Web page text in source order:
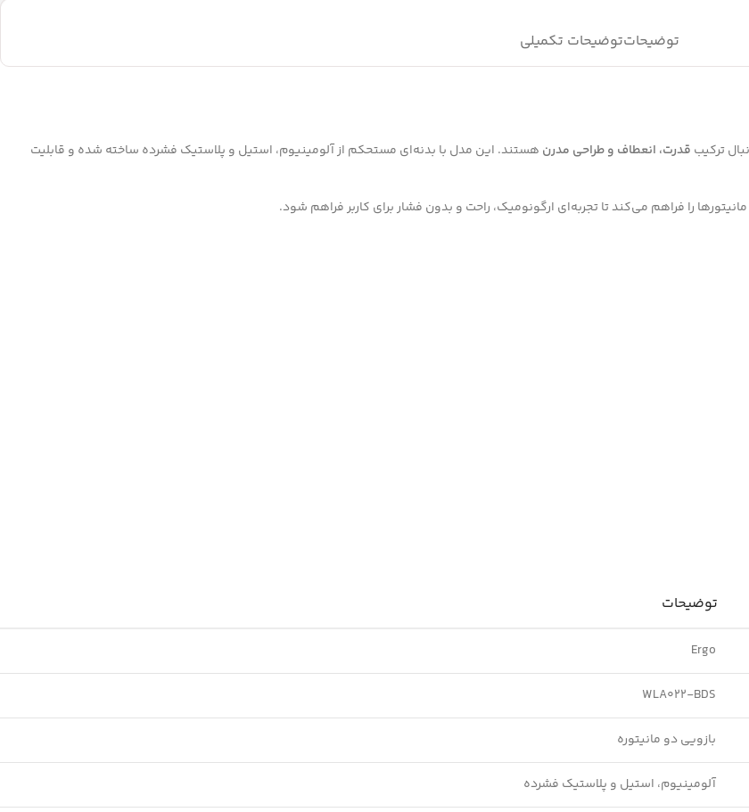
توضیحاتتوضیحات تکمیلی
ترکیب قدرت، انعطاف و طراحی مدرن هستند. این مدل با بدنه‌ای مستحکم از آلومینیوم، استیل و پلاستیک فشرده ساخته شده و قابلیت
را فراهم می‌کند تا تجربه‌ای ارگونومیک، راحت و بدون فشار برای کاربر فراهم شود.
توضیحات
Ergo
WLA022-BDS
بازویی دو مانیتوره
آلومینیوم، استیل و پلاستیک فشرده